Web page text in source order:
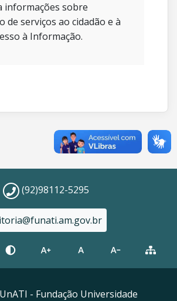
informações sobre
de serviços ao cidadão e à
à Informação.
(92)98112-5295
- Fundação Universidade